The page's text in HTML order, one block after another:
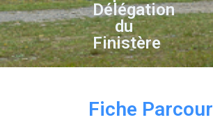
Délégation
du
Finistère
Fiche